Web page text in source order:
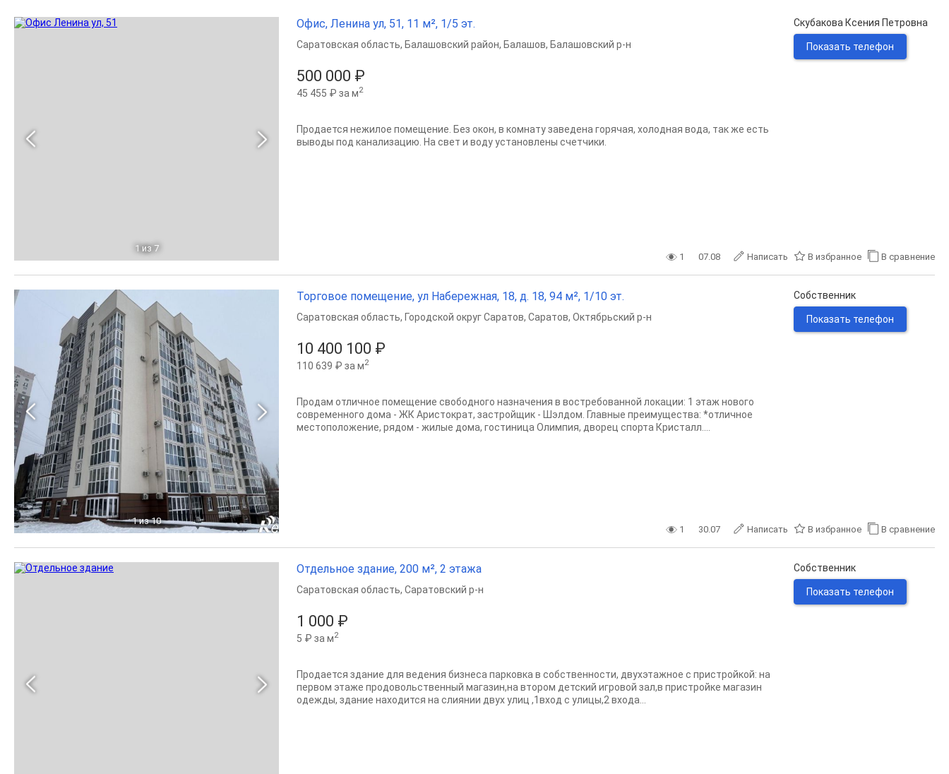
1 из 7
Офис, Ленина ул, 51, 11 м², 1/5 эт.
500 000 ₽
45 455 ₽ за м2
Саратовская область, Балашовский район, Балашов, Балашовский р-н
Продается нежилое помещение. Без окон, в комнату заведена горячая, холодная вода, так же есть
выводы под канализацию. На свет и воду установлены счетчики.
Скубакова Ксения Петровна
Показать телефон
1 07.08 Написать В избранное В сравнение
1 из 10
Торговое помещение, ул Набережная, 18, д. 18, 94 м², 1/10 эт.
10 400 100 ₽
110 639 ₽ за м2
Саратовская область, Городской округ Саратов, Саратов, Октябрьский р-н
Продам отличное помещение свободного назначения в востребованной локации: 1 этаж нового
современного дома - ЖК Аристократ, застройщик - Шэлдом. Главные преимущества: *отличное
местоположение, рядом - жилые дома, гостиница Олимпия, дворец спорта Кристалл....
Собственник
Показать телефон
1 30.07 Написать В избранное В сравнение
Отдельное здание, 200 м², 2 этажа
1 000 ₽
5 ₽ за м2
Саратовская область, Саратовский р-н
Продается здание для ведения бизнеса парковка в собственности, двухэтажное с пристройкой: на
первом этаже продовольственный магазин,на втором детский игровой зал,в пристройке магазин
одежды, здание находится на слиянии двух улиц ,1вход с улицы,2 входа...
Собственник
Показать телефон